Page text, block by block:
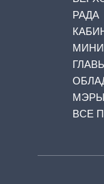
РАДА
МЭРЫ
ВСЕ